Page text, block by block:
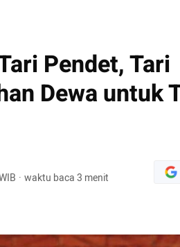
Pendet, Tari
Dewa untuk
· waktu baca 3 menit